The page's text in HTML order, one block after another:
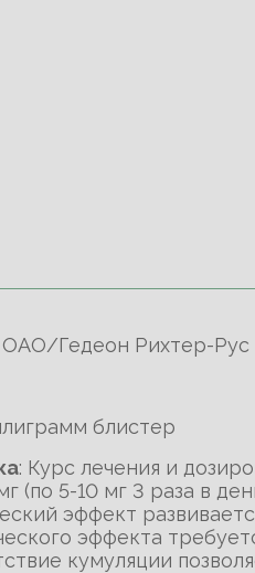
ОАО/Гедеон Рихтер-Рус
блистер
: Курс лечения и
(по 5-10 мг 3 раза в
эффект
эффекта
кумуляции